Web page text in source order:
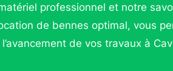
professionnel et notre
de bennes optimal, vous
de vos travaux à